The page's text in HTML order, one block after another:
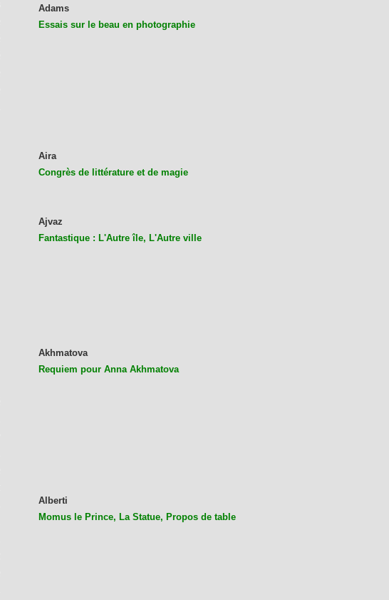
Adams
Essais sur le beau en photographie
Aira
Congrès de littérature et de magie
Ajvaz
Fantastique : L'Autre île, L'Autre ville
Akhmatova
Requiem pour Anna Akhmatova
Alberti
Momus le Prince, La Statue, Propos de table